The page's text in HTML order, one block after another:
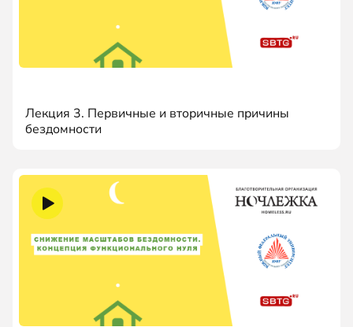
Лекция 3. Первичные и вторичные причины
бездомности